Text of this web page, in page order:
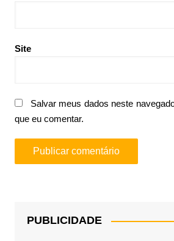
Site
Salvar meus dados neste
que eu comentar.
PUBLICIDADE